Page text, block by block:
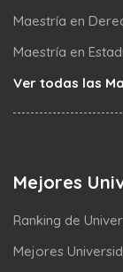
Maestría en
Maestría en
Ver todas las
Mejores
Ranking de
Mejores